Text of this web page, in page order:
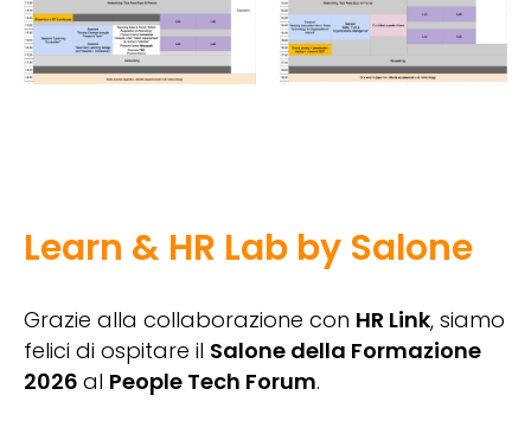
Learn & HR Lab by Salone
Grazie alla collaborazione con HR Link, siamo
felici di ospitare il Salone della Formazione
2026 al People Tech Forum.